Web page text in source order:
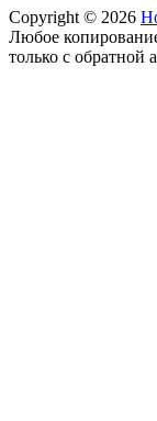
Copyright © 2026
Любое
только с обратной